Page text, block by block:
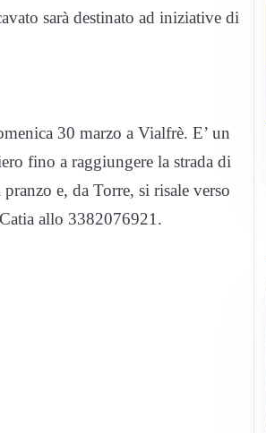
sarà destinato ad iniziative di
30 marzo a Vialfrè. E’ un
fino a raggiungere la strada di
e, da Torre, si risale verso
allo 3382076921.